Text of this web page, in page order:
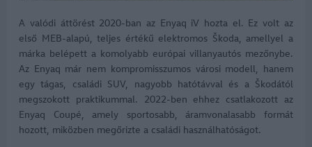
A valódi áttörést 2020-ban az Enyaq iV hozta el. Ez volt az
első MEB-alapú, teljes értékű elektromos Škoda, amellyel a
márka belépett a komolyabb európai villanyautós mezőnybe.
Az Enyaq már nem kompromisszumos városi modell, hanem
egy tágas, családi SUV, nagyobb hatótávval és a Škodától
megszokott praktikummal. 2022-ben ehhez csatlakozott az
Enyaq Coupé, amely sportosabb, áramvonalasabb formát
hozott, miközben megőrizte a családi használhatóságot.